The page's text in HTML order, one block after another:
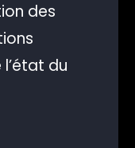
des
du